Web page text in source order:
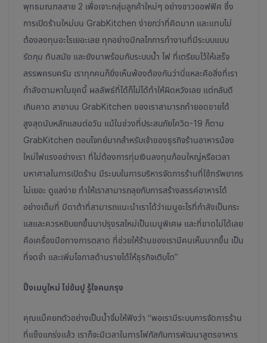
พุทธมณฑลสาย 2 เพื่อเจาะกลุ่มลูกค้าใหม่ๆ อย่างชาวออฟฟิศ ซึ่ง
การเปิดร้านใหม่บน GrabKitchen ง่ายกว่าที่คิดมาก และแทบไม่
ต้องลงทุนอะไรเยอะเลย ทุกอย่างมีกลไกการทำงานที่มีระบบแบบ
รัดกุม ทันสมัย และยังมาพร้อมกับระบบน้ำ ไฟ ที่เตรียมไว้ให้เสร็จ
สรรพครบครัน เราทุกคนก็ยิ่งเห็นพ้องต้องกันว่านี่แหละคือสิ่งที่เรา
กำลังตามหาในยุคนี้ ผลลัพธ์ที่ได้ก็ไม่ได้ทำให้ผิดหวังเลย แต่กลับดี
เกินคาด สาขาบน GrabKitchen ของเราสามารถทำยอดขายได้
สูงสุดนับหลักแสนต่อวัน แม้ในช่วงที่ประสบภัยโควิด-19 ก็ตาม
GrabKitchen ตอบโจทย์มากสำหรับเจ้าของธุรกิจร้านอาหารน้อง
ใหม่ไฟแรงอย่างเรา ที่ไม่ต้องการทุ่มเงินลงทุนก้อนใหญ่หรือเวลา
มหาศาลในการเปิดร้าน มีระบบในการบริหารจัดการร้านที่ใช้ทรัพยากร
ไม่เยอะ ดูแลง่าย ทำให้เราสามารถลุยกับการสร้างสรรค์อาหารได้
อย่างเต็มที่ มีดาต้าที่สามารถแนะนำเราได้ว่าเมนูอะไรที่กำลังเป็นกระ
แสและควรหยิบยกขึ้นมาปรุงรสใหม่เป็นเมนูพิเศษ และที่ขาดไม่ได้เลย
คือเครื่องมือทางการตลาด ที่ช่วยให้ร้านของเรามีคนเห็นมากขึ้น เป็น
ที่จดจำ และเพิ่มโอกาสด้านรายได้ให้ธุรกิจเติบโต”
ปิ๊งเมนูใหม่ ไข่ข้นปู รู้ใจคนกรุง
คุณแม็คยกตัวอย่างเป็นน้ำจิ้มให้ฟังว่า “พอเรามีระบบการจัดการร้าน
ที่แข็งแกร่งแล้ว เราก็จะมีเวลาในการโฟกัสกับการพัฒนาสูตรอาหาร